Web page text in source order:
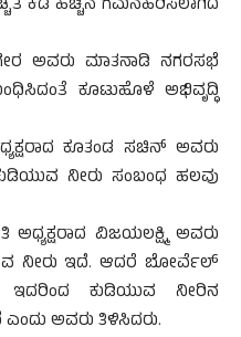
ಕಡೆ ಹೆಚ್ಚಿನ ಗಮನಹರಿಸಲಾಗಿದೆ
ಅವರು ಮಾತನಾಡಿ ನಗರಸಭೆ
ಕೂಟುಹೊಳೆ ಅಭಿವೃದ್ಧಿ
ಕೂತಂಡ ಸಚಿನ್ ಅವರು
ನೀರು ಸಂಬಂಧ ಹಲವು
ವಿಜಯಲಕ್ಷ್ಮಿ ಅವರು
ನೀರು ಇದೆ. ಆದರೆ ಬೋರ್ವೆಲ್
ಇದರಿಂದ ಕುಡಿಯುವ ನೀರಿನ
ಅವರು ತಿಳಿಸಿದರು.